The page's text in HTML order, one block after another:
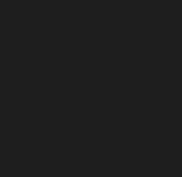
Κατάλογο Παγκόσμιας
Ομόφωνη η απόφαση Ο
και πολιτιστικό
αξίας για την